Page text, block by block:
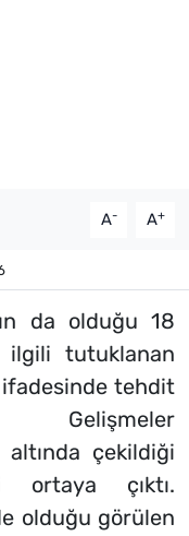
A- A+
da olduğu 18
ilgili tutuklanan
ifadesinde tehdit
Gelişmeler
çekildiği
ortaya çıktı.
olduğu görülen